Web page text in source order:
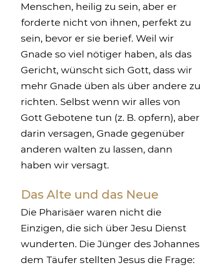
Menschen, heilig zu sein, aber er
forderte nicht von ihnen, perfekt zu
sein, bevor er sie berief. Weil wir
Gnade so viel nötiger haben, als das
Gericht, wünscht sich Gott, dass wir
mehr Gnade üben als über andere zu
richten. Selbst wenn wir alles von
Gott Gebotene tun (z. B. opfern), aber
darin versagen, Gnade gegenüber
anderen walten zu lassen, dann
haben wir versagt.
Das Alte und das Neue
Die Pharisäer waren nicht die
Einzigen, die sich über Jesu Dienst
wunderten. Die Jünger des Johannes
dem Täufer stellten Jesus die Frage: